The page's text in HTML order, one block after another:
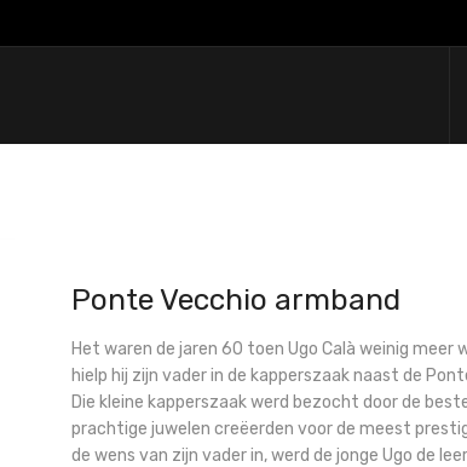
Ponte Vecchio armband
Het waren de jaren 60 toen Ugo Calà weinig meer
hielp hij zijn vader in de kapperszaak naast de
Die kleine kapperszaak werd bezocht door de
prachtige juwelen creëerden voor de meest
de wens van zijn vader in, werd de jonge Ugo de